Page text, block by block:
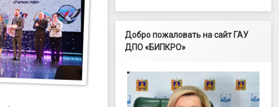
Добро пожаловать на сайт ГАУ
ДПО «БИПКРО»